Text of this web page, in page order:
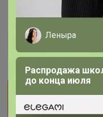
КОРАБЛЬ «ЛАМАР»
620,6р
Прием заказов на
приостановлен
мне нравится и мы
только он станет
Леныра
Распродажа
до конца июля